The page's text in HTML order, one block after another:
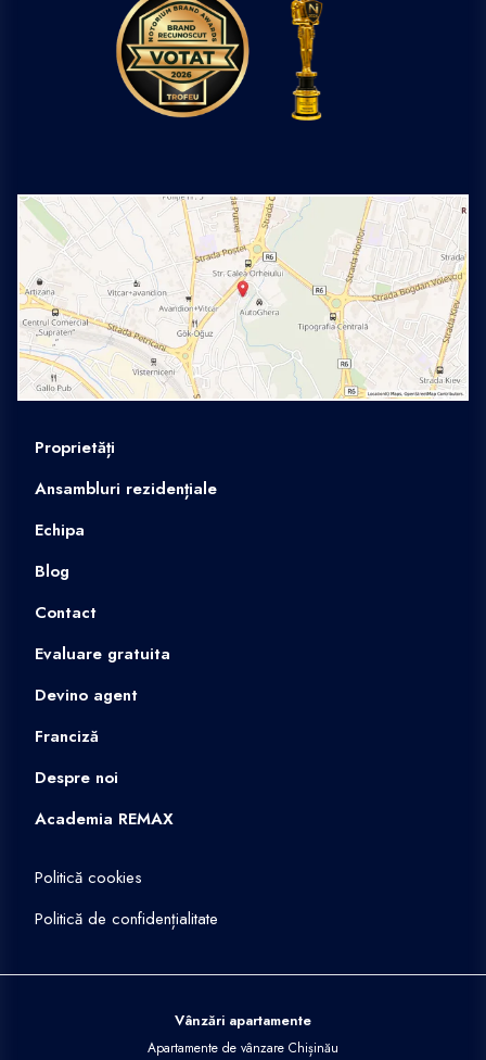
Proprietăți
Ansambluri rezidențiale
Echipa
Blog
Contact
Evaluare gratuita
Devino agent
Franciză
Despre noi
Academia REMAX
Politică cookies
Politică de confidențialitate
Vânzări apartamente
Apartamente de vânzare Chișinău